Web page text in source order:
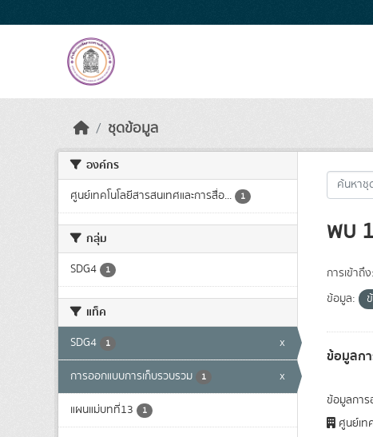
ชุดข้อมูล
องค์กร
ศูนย์เทคโนโลยีสารสนเทศและการสื่อ... 1
กลุ่ม
SDG4 1
แท็ค
SDG4 1 x
การออกแบบการเก็บรวบรวม 1 x
แผนแม่บทที่13 1
พบ
การเข้าถึง:
ข้อมูล:
ข้อมูลก
ข้อมูลการ
ศูนย์เท